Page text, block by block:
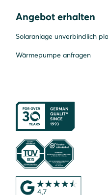
Angebot erhalten
Solaranlage unverbindlich
Wärmepumpe anfragen